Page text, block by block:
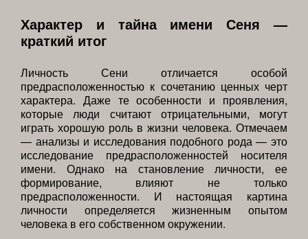
Характер и тайна имени Сеня —
краткий итог
Личность Сени отличается особой
предрасположенностью к сочетанию ценных черт
характера. Даже те особенности и проявления,
которые люди считают отрицательными, могут
играть хорошую роль в жизни человека. Отмечаем
— анализы и исследования подобного рода — это
исследование предрасположенностей носителя
имени. Однако на становление личности, ее
формирование, влияют не только
предрасположенности. И настоящая картина
личности определяется жизненным опытом
человека в его собственном окружении.